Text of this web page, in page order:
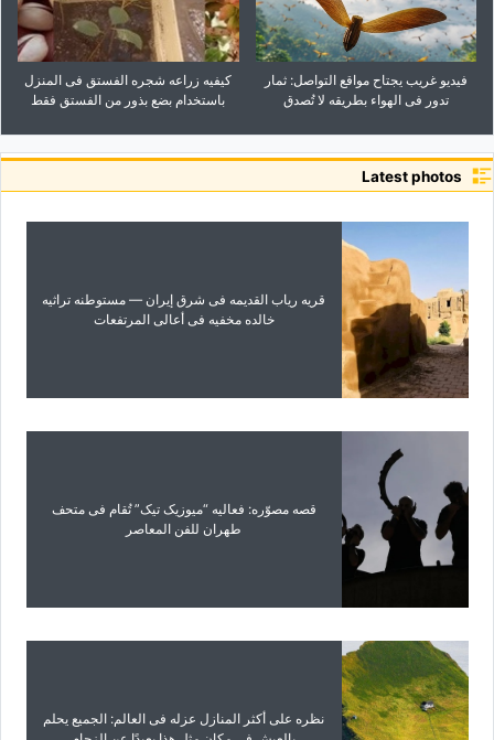
فیدیو غریب یجتاح مواقع التواصل: ثمار
تدور فی الهواء بطریقه لا تُصدق
کیفیه زراعه شجره الفستق فی المنزل
باستخدام بضع بذور من الفستق فقط
Latest photos
قریه ریاب القدیمه فی شرق إیران — مستوطنه تراثیه
خالده مخفیه فی أعالی المرتفعات
قصه مصوّره: فعالیه “میوزیک تیک” تُقام فی متحف
طهران للفن المعاصر
نظره على أکثر المنازل عزله فی العالم: الجمیع یحلم